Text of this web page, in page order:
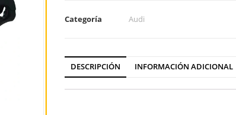
Categoría Audi
DESCRIPCIÓN INFORMACIÓN ADICIONAL